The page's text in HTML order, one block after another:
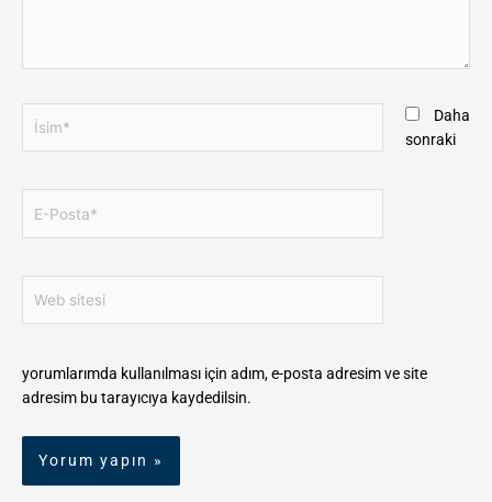
Posta*
sitesi
Daha
sonraki
yorumlarımda kullanılması için adım, e-posta adresim ve site
adresim bu tarayıcıya kaydedilsin.